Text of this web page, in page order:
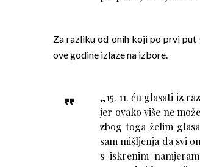
Za razliku od onih koji po prvi put
ove godine izlaze na izbore.
„15. 11. ću glasati iz
jer ovako više ne
zbog toga želim
sam mišljenja da svi
s iskrenim